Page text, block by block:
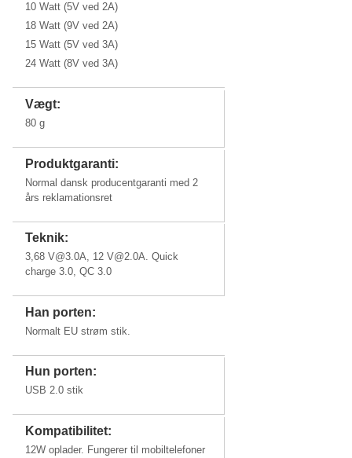
10 Watt (5V ved 2A)
18 Watt (9V ved 2A)
15 Watt (5V ved 3A)
24 Watt (8V ved 3A)
Vægt:
80 g
Produktgaranti:
Normal dansk producentgaranti med 2
års reklamationsret
Teknik:
3,68V@3.0A, 12V@2.0A. Quick
charge 3.0, QC 3.0
Han porten:
Normalt EU strøm stik.
Hun porten:
USB 2.0 stik
Kompatibilitet:
12W oplader. Fungerer til mobiltelefoner